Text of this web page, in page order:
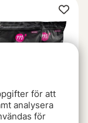
för att
analysera
för